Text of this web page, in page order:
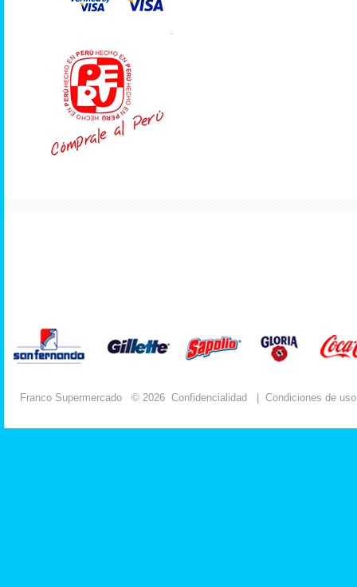
.
Franco Supermercado © 2026 Confidencialidad Condiciones de uso